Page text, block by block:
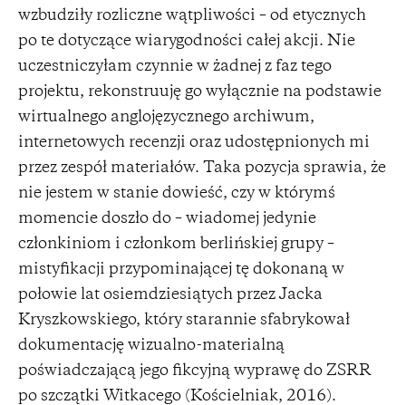
wzbudziły rozliczne wątpliwości – od etycznych
po te dotyczące wiarygodności całej akcji. Nie
uczestniczyłam czynnie w żadnej z faz tego
projektu, rekonstruuję go wyłącznie na podstawie
wirtualnego anglojęzycznego archiwum,
internetowych recenzji oraz udostępnionych mi
przez zespół materiałów. Taka pozycja sprawia, że
nie jestem w stanie dowieść, czy w którymś
momencie doszło do – wiadomej jedynie
członkiniom i członkom berlińskiej grupy –
mistyfikacji przypominającej tę dokonaną w
połowie lat osiemdziesiątych przez Jacka
Kryszkowskiego, który starannie sfabrykował
dokumentację wizualno-materialną
poświadczającą jego fikcyjną wyprawę do ZSRR
po szczątki Witkacego (Kościelniak, 2016).